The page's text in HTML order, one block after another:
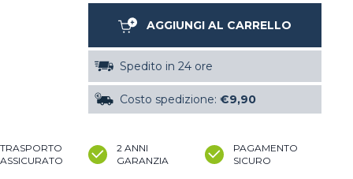
AGGIUNGI AL CARRELLO
Spedito in 24 ore
Costo spedizione: €9,90
TRASPORTO
ASSICURATO
2 ANNI
GARANZIA
PAGAMENTO
SICURO